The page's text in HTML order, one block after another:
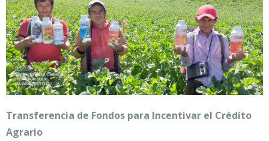
Transferencia de Fondos para Incentivar el Crédito
Agrario